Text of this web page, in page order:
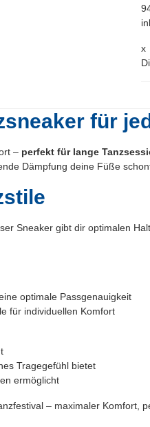
x
für
– perfekt für lange
Dämpfung deine Füße
Sneaker gibt dir optimalen
optimale Passgenauigkeit
für individuellen Komfort
Tragegefühl bietet
ermöglicht
– maximaler Komfort,